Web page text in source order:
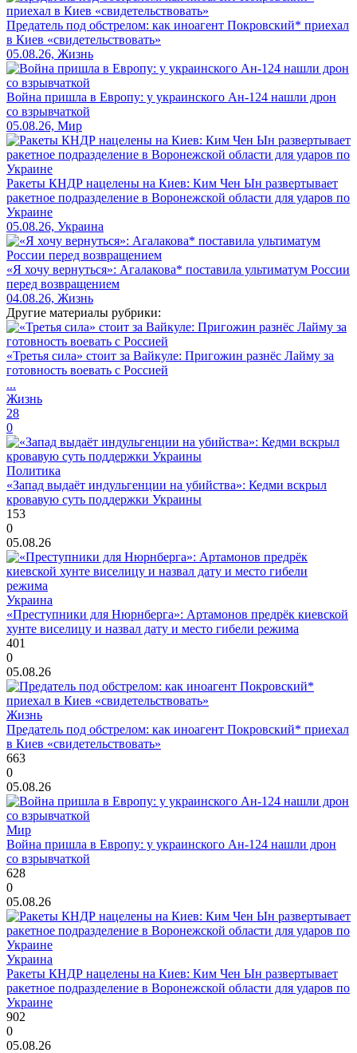
Предатель под обстрелом: как иноагент Покровский* приехал
в Киев «свидетельствовать»
05.08.26, Жизнь
Война пришла в Европу: у украинского Ан-124 нашли дрон
со взрывчаткой
05.08.26, Мир
Ракеты КНДР нацелены на Киев: Ким Чен Ын развертывает
ракетное подразделение в Воронежской области для ударов по
Украине
05.08.26, Украина
«Я хочу вернуться»: Агалакова* поставила ультиматум России
перед возвращением
04.08.26, Жизнь
Другие материалы рубрики:
«Третья сила» стоит за Вайкуле: Пригожин разнёс Лайму за
готовность воевать с Россией
...
Жизнь
28
0
Политика
«Запад выдаёт индульгенции на убийства»: Кедми вскрыл
кровавую суть поддержки Украины
153
0
05.08.26
Украина
«Преступники для Нюрнберга»: Артамонов предрёк киевской
хунте виселицу и назвал дату и место гибели режима
401
0
05.08.26
Жизнь
Предатель под обстрелом: как иноагент Покровский* приехал
в Киев «свидетельствовать»
663
0
05.08.26
Мир
Война пришла в Европу: у украинского Ан-124 нашли дрон
со взрывчаткой
628
0
05.08.26
Украина
Ракеты КНДР нацелены на Киев: Ким Чен Ын развертывает
ракетное подразделение в Воронежской области для ударов по
Украине
902
0
05.08.26